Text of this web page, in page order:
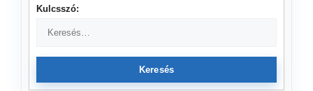
Kulcsszó:
Keresés